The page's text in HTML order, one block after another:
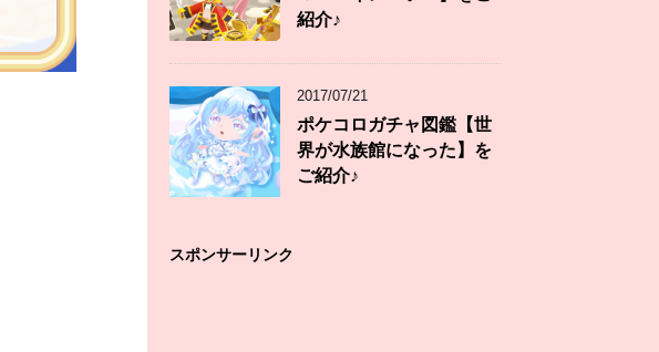
紹介♪
2017/07/21
ポケコロガチャ図鑑【世
界が水族館になった】を
ご紹介♪
スポンサーリンク